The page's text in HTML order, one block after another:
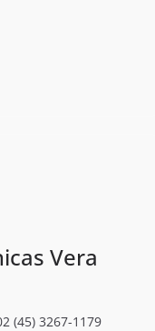
Vera
(45) 3267-1179